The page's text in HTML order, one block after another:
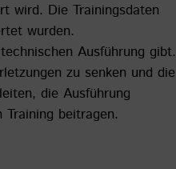
wird. Die Trainingsdaten
wurden.
Ausführung gibt.
zu senken und die
die Ausführung
beitragen.